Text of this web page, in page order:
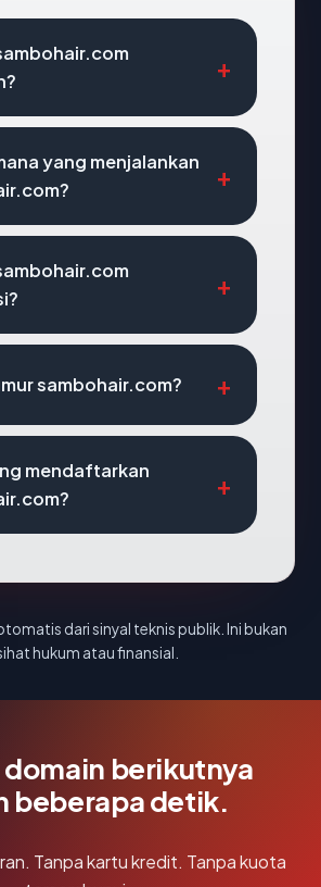
yang menjalankan
sambohair.com?
mendaftarkan
dari sinyal teknis publik. Ini bukan
hukum atau finansial.
domain berikutnya
beberapa detik.
Tanpa kartu kredit. Tanpa kuota